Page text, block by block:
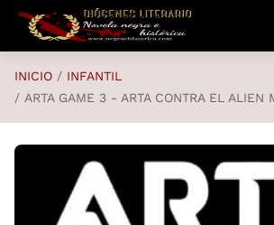
Saltar al contenido principal
INICIO
INFANTIL
ARTA GAME 3 - ARTA CONTRA EL ALIEN